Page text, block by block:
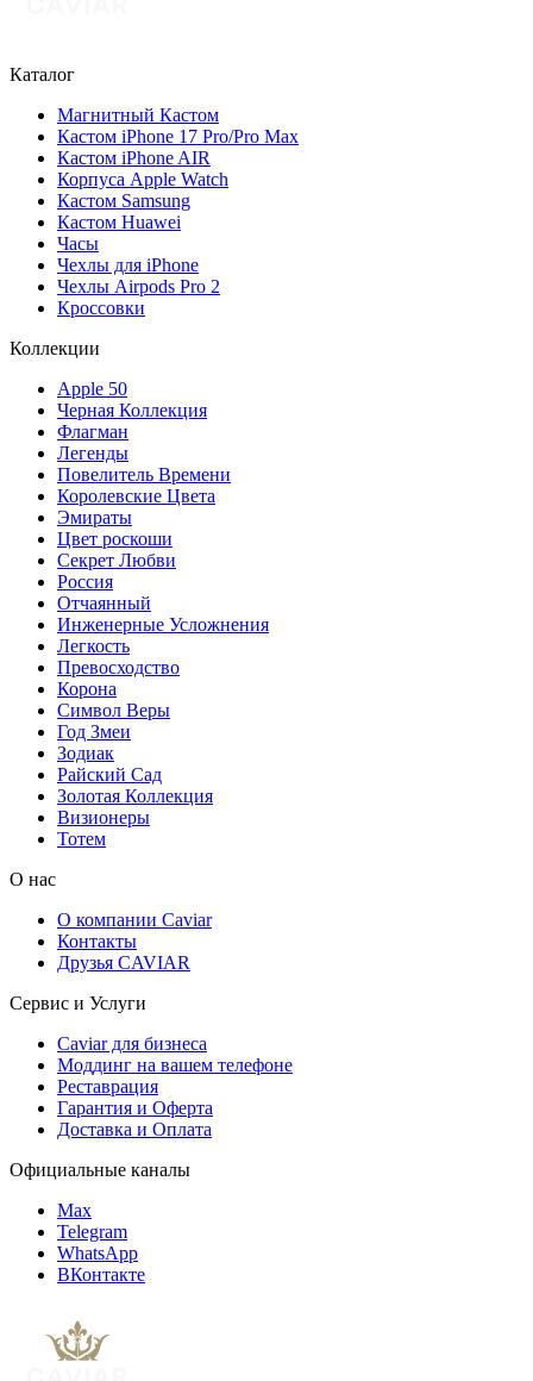
Каталог
Магнитный Кастом
Кастом iPhone 17 Pro/Pro Max
Кастом iPhone AIR
Корпуса Apple Watch
Кастом Samsung
Кастом Huawei
Часы
Чехлы для iPhone
Чехлы Airpods Pro 2
Кроссовки
Коллекции
Apple 50
Черная Коллекция
Флагман
Легенды
Повелитель Времени
Королевские Цвета
Эмираты
Цвет роскоши
Секрет Любви
Россия
Отчаянный
Инженерные Усложнения
Легкость
Превосходство
Корона
Символ Веры
Год Змеи
Зодиак
Райский Сад
Золотая Коллекция
Визионеры
Тотем
О нас
О компании Caviar
Контакты
Друзья CAVIAR
Сервис и Услуги
Caviar для бизнеса
Моддинг на вашем телефоне
Реставрация
Гарантия и Оферта
Доставка и Оплата
Официальные каналы
Max
Telegram
WhatsApp
ВКонтакте